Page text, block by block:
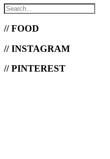
// FOOD
// INSTAGRAM
// PINTEREST